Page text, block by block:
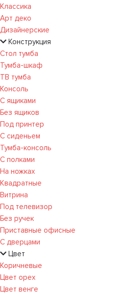
Классика
Арт деко
Дизайнерские
Конструкция
Стол тумба
Тумба-шкаф
ТВ тумба
Консоль
С ящиками
Без ящиков
Под принтер
С сиденьем
Тумба-консоль
С полками
На ножках
Квадратные
Витрина
Под телевизор
Без ручек
Приставные офисные
С дверцами
Цвет
Коричневые
Цвет орех
Цвет венге